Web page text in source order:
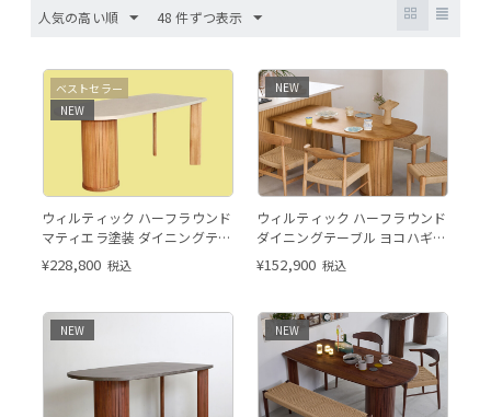
人気の高い順 48 件ずつ表示
このページはW160cmの販売
ページです。
ベストセラー
NEW
ウィルティック ハーフラウンド
マティエラ塗装 ダイニングテー
ブル（レッドオーク脚）
¥228,800 税込
NEW
ウィルティック ハーフラウンド
ダイニングテーブル ヨコハギ無
垢（ レッドオーク）
¥152,900 税込
NEW NEW